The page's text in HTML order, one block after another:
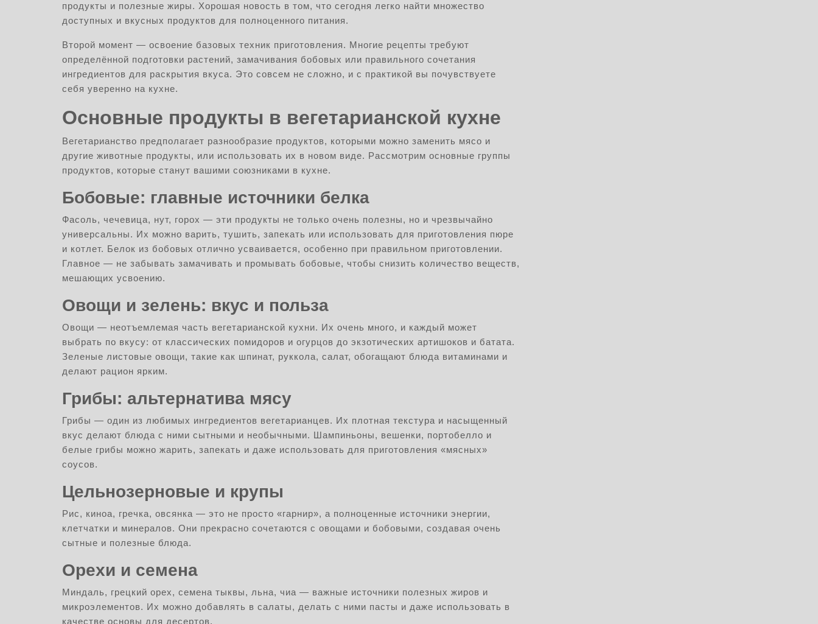
продукты и полезные жиры. Хорошая новость в том, что сегодня легко найти множество
доступных и вкусных продуктов для полноценного питания.
Второй момент — освоение базовых техник приготовления. Многие рецепты требуют
определённой подготовки растений, замачивания бобовых или правильного сочетания
ингредиентов для раскрытия вкуса. Это совсем не сложно, и с практикой вы почувствуете
себя уверенно на кухне.
Основные продукты в вегетарианской кухне
Вегетарианство предполагает разнообразие продуктов, которыми можно заменить мясо и
другие животные продукты, или использовать их в новом виде. Рассмотрим основные группы
продуктов, которые станут вашими союзниками в кухне.
Бобовые: главные источники белка
Фасоль, чечевица, нут, горох — эти продукты не только очень полезны, но и чрезвычайно
универсальны. Их можно варить, тушить, запекать или использовать для приготовления пюре
и котлет. Белок из бобовых отлично усваивается, особенно при правильном приготовлении.
Главное — не забывать замачивать и промывать бобовые, чтобы снизить количество веществ,
мешающих усвоению.
Овощи и зелень: вкус и польза
Овощи — неотъемлемая часть вегетарианской кухни. Их очень много, и каждый может
выбрать по вкусу: от классических помидоров и огурцов до экзотических артишоков и батата.
Зеленые листовые овощи, такие как шпинат, руккола, салат, обогащают блюда витаминами и
делают рацион ярким.
Грибы: альтернатива мясу
Грибы — один из любимых ингредиентов вегетарианцев. Их плотная текстура и насыщенный
вкус делают блюда с ними сытными и необычными. Шампиньоны, вешенки, портобелло и
белые грибы можно жарить, запекать и даже использовать для приготовления «мясных»
соусов.
Цельнозерновые и крупы
Рис, киноа, гречка, овсянка — это не просто «гарнир», а полноценные источники энергии,
клетчатки и минералов. Они прекрасно сочетаются с овощами и бобовыми, создавая очень
сытные и полезные блюда.
Орехи и семена
Миндаль, грецкий орех, семена тыквы, льна, чиа — важные источники полезных жиров и
микроэлементов. Их можно добавлять в салаты, делать с ними пасты и даже использовать в
качестве основы для десертов.